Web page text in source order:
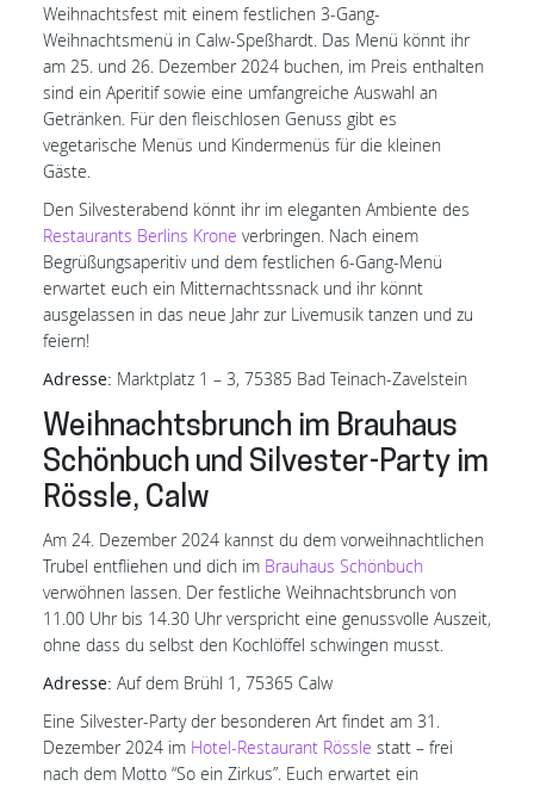
Weihnachtsfest mit einem festlichen 3-Gang-
Weihnachtsmenü in Calw-Speßhardt. Das Menü könnt ihr
am 25. und 26. Dezember 2024 buchen, im Preis enthalten
sind ein Aperitif sowie eine umfangreiche Auswahl an
Getränken. Für den fleischlosen Genuss gibt es
vegetarische Menüs und Kindermenüs für die kleinen
Gäste.
Den Silvesterabend könnt ihr im eleganten Ambiente des
Restaurants Berlins Krone verbringen. Nach einem
Begrüßungsaperitiv und dem festlichen 6-Gang-Menü
erwartet euch ein Mitternachtssnack und ihr könnt
ausgelassen in das neue Jahr zur Livemusik tanzen und zu
feiern!
Adresse: Marktplatz 1 – 3, 75385 Bad Teinach-Zavelstein
Weihnachtsbrunch im Brauhaus
Schönbuch und Silvester-Party im
Rössle, Calw
Am 24. Dezember 2024 kannst du dem vorweihnachtlichen
Trubel entfliehen und dich im Brauhaus Schönbuch
verwöhnen lassen. Der festliche Weihnachtsbrunch von
11.00 Uhr bis 14.30 Uhr verspricht eine genussvolle Auszeit,
ohne dass du selbst den Kochlöffel schwingen musst.
Adresse: Auf dem Brühl 1, 75365 Calw
Eine Silvester-Party der besonderen Art findet am 31.
Dezember 2024 im Hotel-Restaurant Rössle statt – frei
nach dem Motto “So ein Zirkus”. Euch erwartet ein